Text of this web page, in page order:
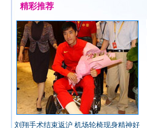
精彩推荐
刘翔手术结束返沪 机场轮椅现身精神好